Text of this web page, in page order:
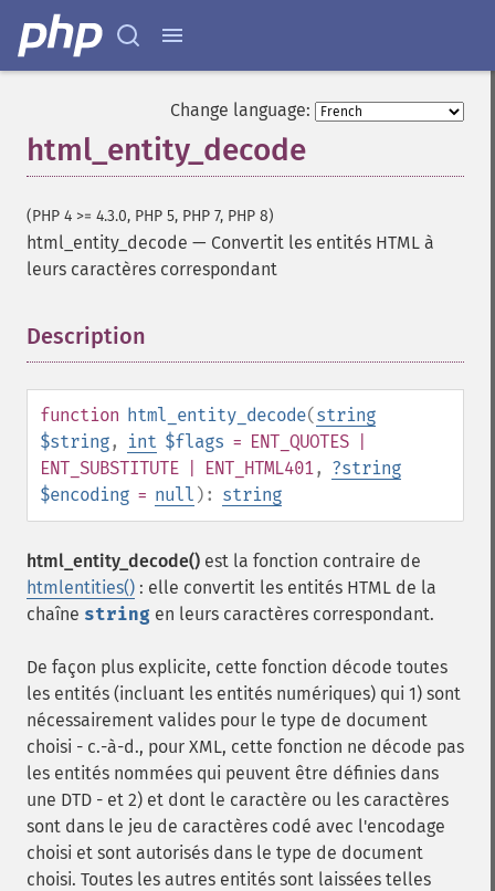
Change language:
html_entity_decode
(PHP 4 >= 4.3.0, PHP 5, PHP 7, PHP 8)
html_entity_decode — Convertit les entités HTML à
leurs caractères correspondant
Description
function html_entity_decode(string
$string, int $flags = ENT_QUOTES |
ENT_SUBSTITUTE | ENT_HTML401, ?string
$encoding = null ): string
html_entity_decode() est la fonction contraire de
htmlentities() : elle convertit les entités HTML de la
chaîne string en leurs caractères correspondant.
De façon plus explicite, cette fonction décode toutes
les entités (incluant les entités numériques) qui 1) sont
nécessairement valides pour le type de document
choisi - c.-à-d., pour XML, cette fonction ne décode pas
les entités nommées qui peuvent être définies dans
une DTD - et 2) et dont le caractère ou les caractères
sont dans le jeu de caractères codé avec l'encodage
choisi et sont autorisés dans le type de document
choisi. Toutes les autres entités sont laissées telles